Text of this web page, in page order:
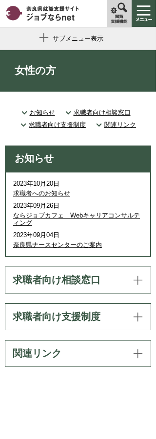
サブメニュー表示
女性の方
お知らせ
求職者向け相談窓口
求職者向け支援制度
関連リンク
お知らせ
2023年10月20日
求職者へのお知らせ
2023年09月26日
ならジョブカフェ Webキャリアコンサルテ
ィング
2023年09月04日
奈良県ナースセンターのご案内
求職者向け相談窓口
求職者向け支援制度
関連リンク
このページのトップへ